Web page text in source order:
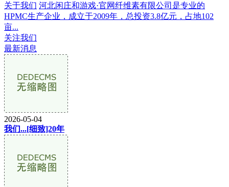
关于我们 河北闲庄和游戏·官网纤维素有限公司是专业的
HPMC生产企业，成立于2009年，总投资3.8亿元，占地102
亩...
关注我们
最新消息
2026-05-04
我们...[细致]20年